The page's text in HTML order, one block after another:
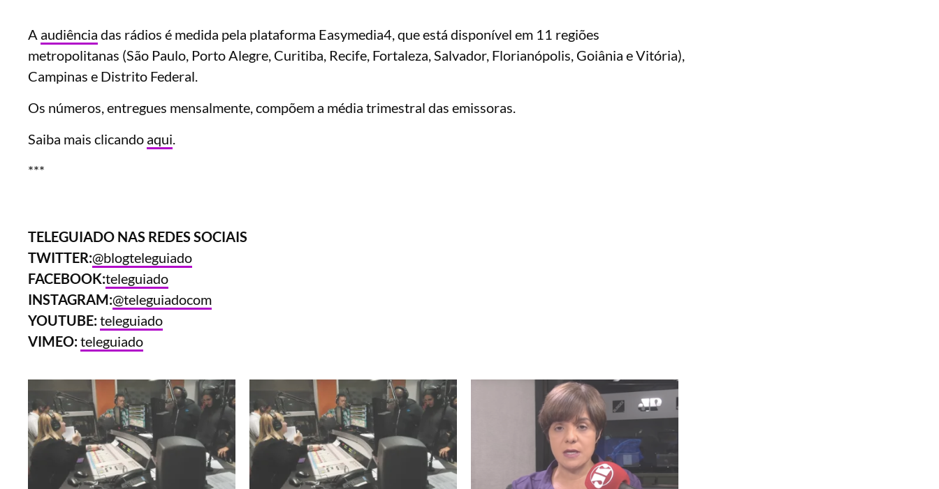
A audiência das rádios é medida pela plataforma Easymedia4, que está disponível em 11 regiões
metropolitanas (São Paulo, Porto Alegre, Curitiba, Recife, Fortaleza, Salvador, Florianópolis, Goiânia e Vitória),
Campinas e Distrito Federal.
Os números, entregues mensalmente, compõem a média trimestral das emissoras.
Saiba mais clicando aqui
***
TELEGUIADO NAS REDES SOCIAIS
TWITTER:@blogteleguiado
FACEBOOK:teleguiado
INSTAGRAM:@teleguiadocom
YOUTUBE:teleguiado
VIMEO:teleguiado